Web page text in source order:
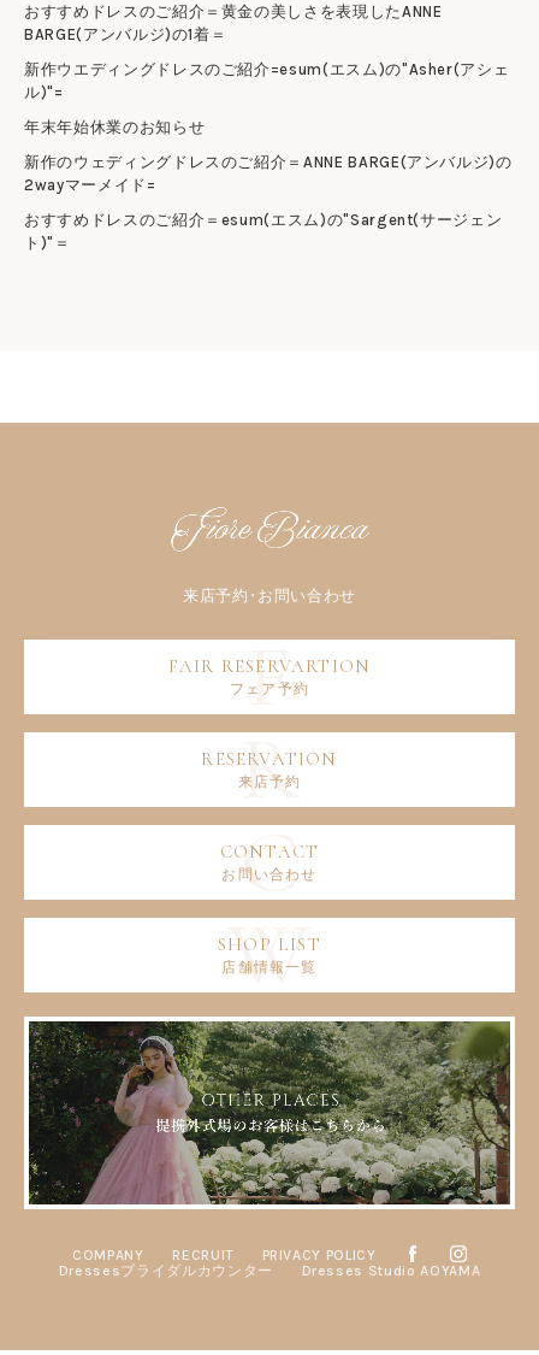
おすすめドレスのご紹介＝黄金の美しさを表現したANNE
BARGE(アンバルジ)の1着＝
新作ウエディングドレスのご紹介=esum(エスム)の"Asher(アシェ
ル)"=
年末年始休業のお知らせ
新作のウェディングドレスのご紹介＝ANNE BARGE(アンバルジ)の
2wayマーメイド=
おすすめドレスのご紹介＝esum(エスム)の"Sargent(サージェン
ト)"＝
フェア予約
来店予約
お問い合わせ
店舗情報一覧
COMPANY RECRUIT
PRIVACY POLICY
Dressesブライダルカウンター
Dresses Studio AOYAMA